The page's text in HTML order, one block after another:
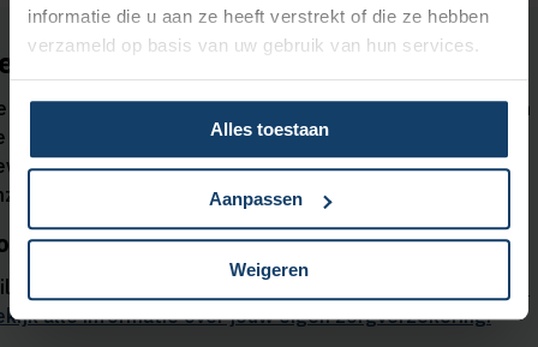
informatie die u aan ze heeft verstrekt of die ze hebben
verzameld op basis van uw gebruik van hun services.
Alles toestaan
Aanpassen
Weigeren
op
informatie op deze pagina is een verkorte weergave van
vergoedingen en is bedoeld om je een eerste indruk te
van de dekking. Je kunt alleen rechten ontlenen aan
polisvoorwaarden 2025.
verzekering
je weten hoe je verzekerd bent?
alle informatie over jouw eigen zorgverzekering.